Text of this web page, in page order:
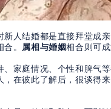
人结婚都是直接拜堂成
。 属相与婚姻相合则可成
家庭情况、个性和脾气等
，在彼此了解后，很谈得